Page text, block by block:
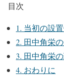
目次
1. 当初の設
2. 田中角栄
3. 田中角栄
4. おわりに